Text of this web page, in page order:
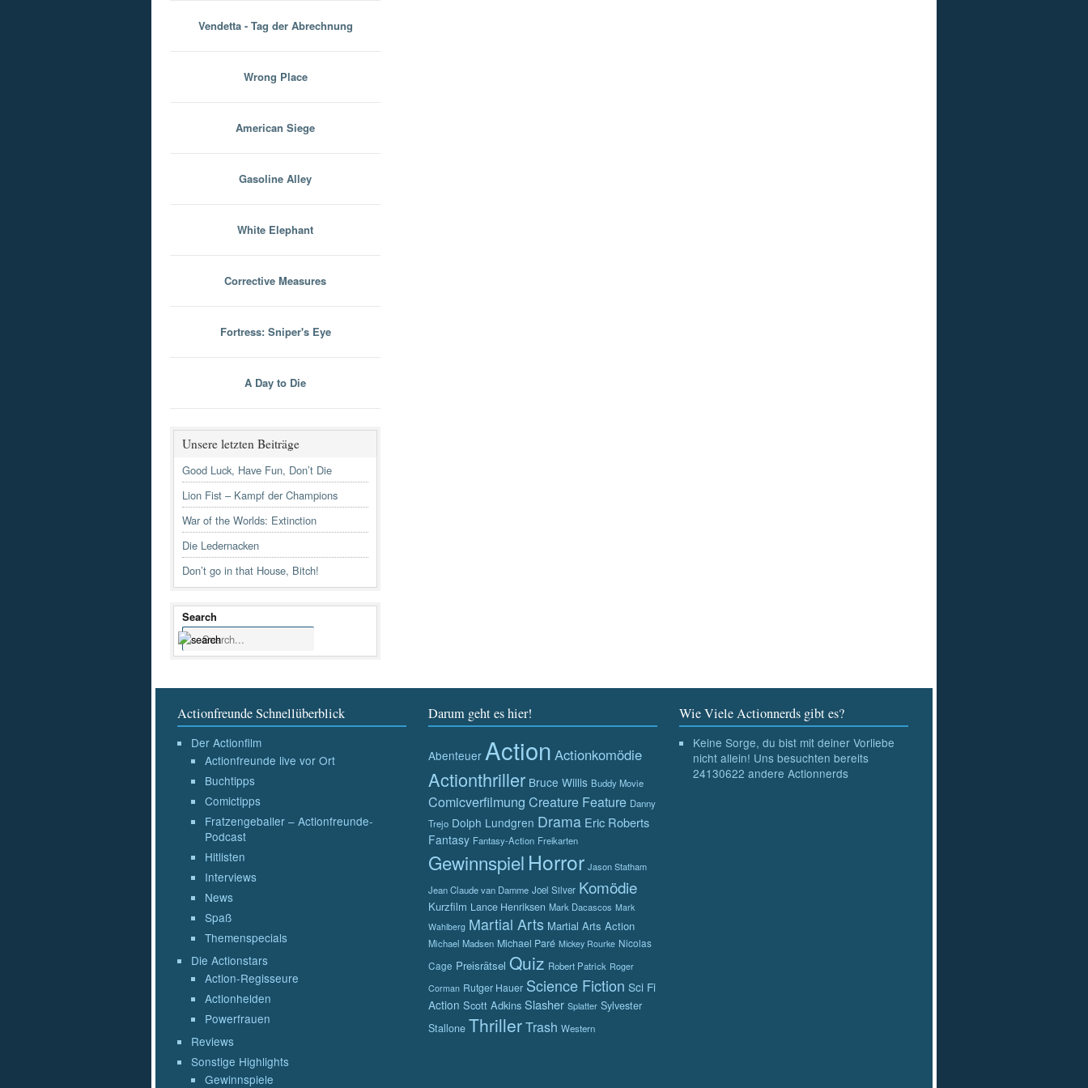
Vendetta - Tag der Abrechnung
Wrong Place
American Siege
Gasoline Alley
White Elephant
Corrective Measures
Fortress: Sniper's Eye
A Day to Die
Unsere letzten Beiträge
Good Luck, Have Fun, Don’t Die
Lion Fist – Kampf der Champions
War of the Worlds: Extinction
Die Ledernacken
Don’t go in that House, Bitch!
Search
Actionfreunde Schnellüberblick
Der Actionfilm
Actionfreunde live vor Ort
Buchtipps
Comictipps
Fratzengeballer – Actionfreunde-
Podcast
Hitlisten
Interviews
News
Spaß
Themenspecials
Die Actionstars
Action-Regisseure
Actionhelden
Powerfrauen
Reviews
Sonstige Highlights
Gewinnspiele
Darum geht es hier!
Abenteuer Action Actionkomödie
Actionthriller Bruce Willis Buddy Movie
Comicverfilmung Creature Feature Danny
Trejo Dolph Lundgren Drama Eric Roberts
Fantasy Fantasy-Action Freikarten
Gewinnspiel Horror Jason Statham
Jean Claude van Damme Joel Silver Komödie
Kurzfilm Lance Henriksen Mark Dacascos Mark
Wahlberg Martial Arts Martial Arts Action
Michael Madsen Michael Paré Mickey Rourke Nicolas
Cage Preisrätsel Quiz Robert Patrick Roger
Corman Rutger Hauer Science Fiction Sci Fi
Action Scott Adkins Slasher Splatter Sylvester
Stallone ThrillerTrash Western
Wie Viele Actionnerds gibt es?
Keine Sorge, du bist mit deiner Vorliebe
nicht allein! Uns besuchten bereits
24130622 andere Actionnerds